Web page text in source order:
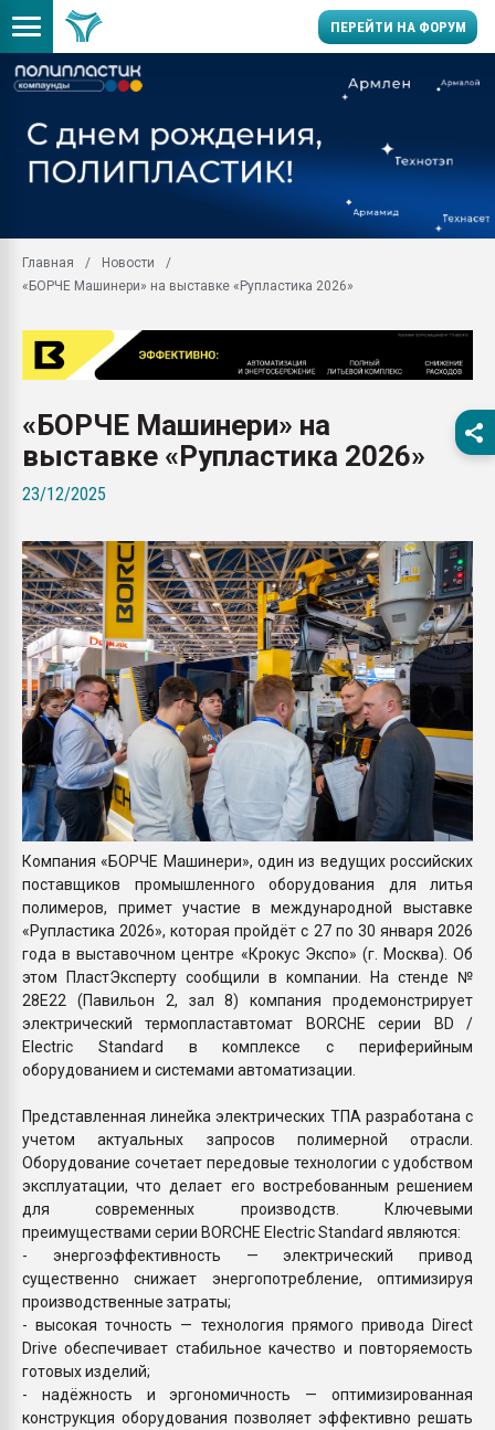
ПЕРЕЙТИ НА ФОРУМ
заводу пластмасс"
28.07.2026
28.07.2026
ПЕРЕЙТИ НА
Главная
Новости
«БОРЧЕ Машинери» на выставке «Рупластика 2026»
«БОРЧЕ Машинери» на
выставке «Рупластика 2026»
23/12/2025
Компания «БОРЧЕ Машинери», один из ведущих российских
поставщиков промышленного оборудования для литья
полимеров, примет участие в международной выставке
«Рупластика 2026», которая пройдёт с 27 по 30 января 2026
года в выставочном центре «Крокус Экспо» (г. Москва). Об
этом ПластЭксперту сообщили в компании. На стенде №
28Е22 (Павильон 2, зал 8) компания продемонстрирует
электрический термопластавтомат BORCHE серии BD /
Electric Standard в комплексе с периферийным
оборудованием и системами автоматизации.
Представленная линейка электрических ТПА разработана с
учетом актуальных запросов полимерной отрасли.
Оборудование сочетает передовые технологии с удобством
эксплуатации, что делает его востребованным решением
для современных производств. Ключевыми
преимуществами серии BORCHE Electric Standard являются:
- энергоэффективность — электрический привод
существенно снижает энергопотребление, оптимизируя
производственные затраты;
- высокая точность — технология прямого привода Direct
Drive обеспечивает стабильное качество и повторяемость
готовых изделий;
- надёжность и эргономичность — оптимизированная
конструкция оборудования позволяет эффективно решать